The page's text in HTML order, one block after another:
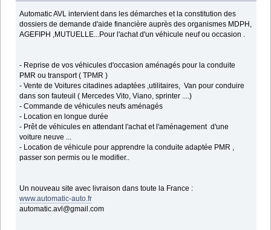
Automatic AVL intervient dans les démarches et la constitution des
dossiers de demande d'aide financière auprès des organismes MDPH,
AGEFIPH ,MUTUELLE...Pour l'achat d'un véhicule neuf ou occasion .
- Reprise de vos véhicules d'occasion aménagés pour la conduite
PMR ou transport ( TPMR )
- Vente de Voitures citadines adaptées ,utilitaires, Van pour conduire
dans son fauteuil ( Mercedes Vito, Viano, sprinter ....)
- Commande de véhicules neufs aménagés
- Location en longue durée
- Prêt de véhicules en attendant l'achat et l'aménagement d'une
voiture neuve ...
- Location de véhicule pour apprendre la conduite adaptée PMR ,
passer son permis ou le modifier..
Un nouveau site avec livraison dans toute la France :
www.automatic-auto.fr
automatic.avl@gmail.com